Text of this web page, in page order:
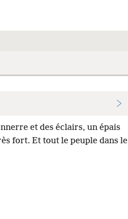
et des éclairs, un épais
fort. Et tout le peuple dans le